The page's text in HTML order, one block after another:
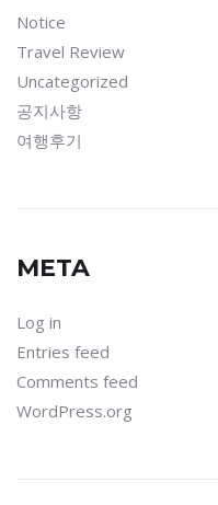
Notice
Travel Review
Uncategorized
공지사항
여행후기
META
Log in
Entries feed
Comments feed
WordPress.org